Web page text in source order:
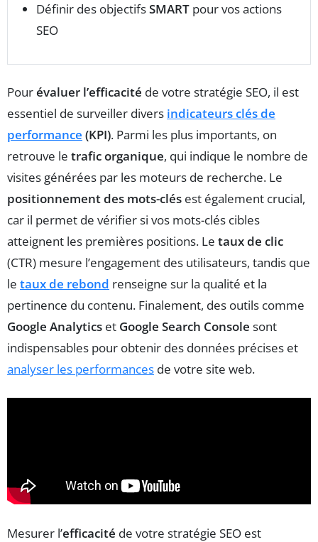
Définir des objectifsSMART pour vos actions
SEO
Pourévaluer l’efficacité de votre stratégie SEO, il est
essentiel de surveiller divers indicateurs clés de
performance (KPI). Parmi les plus importants, on
retrouve le trafic organique, qui indique le nombre de
visites générées par les moteurs de recherche. Le
positionnement des mots-clés est également crucial,
car il permet de vérifier si vos mots-clés cibles
atteignent les premières positions. Le taux de clic
(CTR) mesure l’engagement des utilisateurs, tandis que
le taux de rebond renseigne sur la qualité et la
pertinence du contenu. Finalement, des outils comme
Google Analytics et Google Search Console sont
indispensables pour obtenir des données précises et
analyser les performances de votre site web.
Mesurer l’efficacité de votre stratégie SEO est